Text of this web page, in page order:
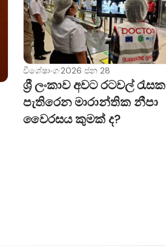
විශේෂාංග·2026 ජන 28
ශ්‍රී ලංකාව අවට රටවල් රැසක
පැතිරෙන මාරාන්තික නීපා
වෛරසය කුමක් ද?